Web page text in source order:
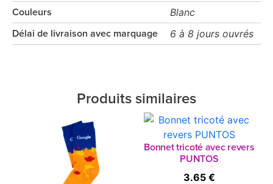
Couleurs Blanc
Délai de livraison avec marquage 6 à 8 jours ouvrés
Produits similaires
Bonnet tricoté avec revers
PUNTOS
3.65 €